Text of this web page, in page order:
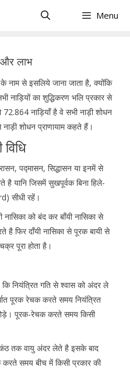
Menu
और लाभ
के नाम से इसलिये जाना जाता है, क्योंकि
नाड़ियों का शुद्धिकरण भलि प्रकार से
72.864 नाड़ियाँ है वे सभी नाड़ी शोधन
शोधन प्राणायाम कहते हैं।
पद्मासन, सिद्धासन या इनमें से
है यानि जिसमें सुखपूर्वक बिना हिले-
सीधी रहें।
को बंद कर बाँयी नासिका से
फिर दाँयी नासिका से पूरक बायी से
पूरा होता है।
नियंत्रित गति से श्वास को अंदर ले
पूरक रेचक करते समय नियंत्रित
पूरक-रेचक करते समय किसी
तक वायु अंदर लेते है इसके बाद
समय बीच में किसी प्रकार की